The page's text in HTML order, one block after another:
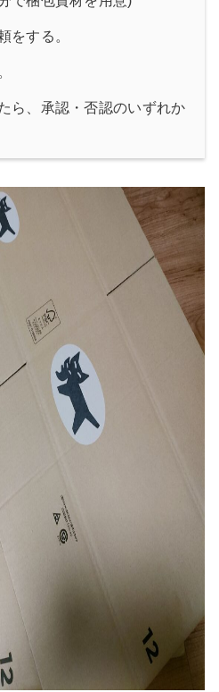
をする。
ら、承認・否認のいずれか